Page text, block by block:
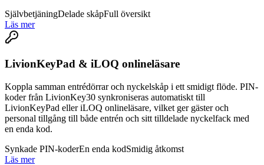
SjälvbetjäningDelade skåpFull översikt
Läs mer
LivionKeyPad & iLOQ onlineläsare
Koppla samman entrédörrar och nyckelskåp i ett smidigt flöde. PIN-
koder från LivionKey30 synkroniseras automatiskt till
LivionKeyPad eller iLOQ onlineläsare, vilket ger gäster och
personal tillgång till både entrén och sitt tilldelade nyckelfack med
en enda kod.
Synkade PIN-koderEn enda kodSmidig åtkomst
Läs mer